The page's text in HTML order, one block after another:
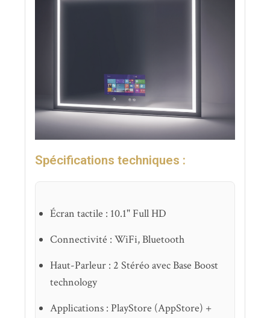
Spécifications techniques :
Écran tactile : 10.1" Full HD
Connectivité : WiFi, Bluetooth
Haut-Parleur : 2 Stéréo avec Base Boost
technology
Applications : PlayStore (AppStore) +